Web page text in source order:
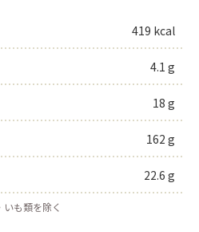
419 kcal
4.1 g
18 g
162 g
22.6 g
も類を除く